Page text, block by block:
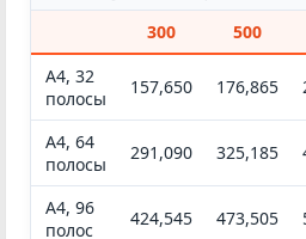
Рекламки
Сборники
Сертификаты
Скетчбуки
Справочники
Стикеры
Схемы
Тетради
Учебники
Флаеры